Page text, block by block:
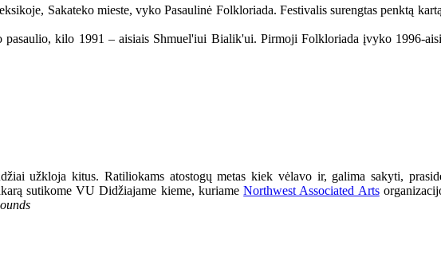
Sakateko mieste, vyko Pasaulinė Folkloriada. Festivalis surengtas penktą
kilo 1991 – aisiais Shmuel'iui Bialik'ui. Pirmoji Folkloriada įvyko 1996-
užkloja kitus. Ratiliokams atostogų metas kiek vėlavo ir, galima sakyti,
sutikome VU Didžiajame kieme, kuriameNorthwest Associated Arts